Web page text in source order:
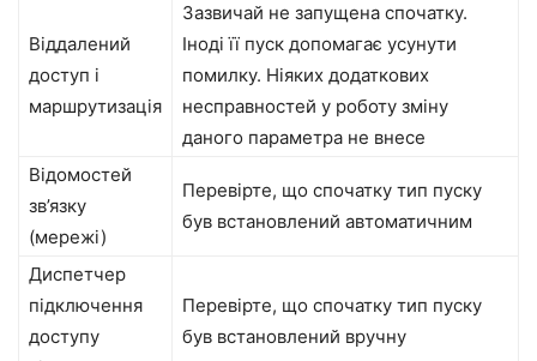
Віддалений
доступ і
маршрутизація
Зазвичай не запущена спочатку.
Іноді її пуск допомагає усунути
помилку. Ніяких додаткових
несправностей у роботу зміну
даного параметра не внесе
Відомостей
зв’язку
(мережі)
Перевірте, що спочатку тип пуску
був встановлений автоматичним
Диспетчер
підключення
доступу
Перевірте, що спочатку тип пуску
був встановлений вручну